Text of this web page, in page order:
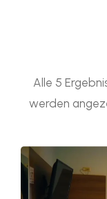
Alle 5
werden